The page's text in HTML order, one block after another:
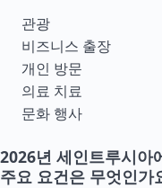
관광
비즈니스 출장
개인 방문
의료 치료
문화 행사
2026년 세인트루시아
주요 요건은 무엇인가